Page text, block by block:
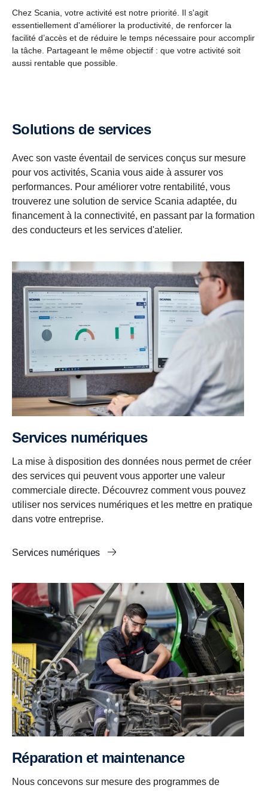
Chez Scania, votre activité est notre priorité. Il s'agit
essentiellement d'améliorer la productivité, de renforcer la
facilité d’accès et de réduire le temps nécessaire pour accomplir
la tâche. Partageant le même objectif : que votre activité soit
aussi rentable que possible.
Solutions de services
Avec son vaste éventail de services conçus sur mesure
pour vos activités, Scania vous aide à assurer vos
performances. Pour améliorer votre rentabilité, vous
trouverez une solution de service Scania adaptée, du
financement à la connectivité, en passant par la formation
des conducteurs et les services d'atelier.
Services numériques
La mise à disposition des données nous permet de créer
des services qui peuvent vous apporter une valeur
commerciale directe. Découvrez comment vous pouvez
utiliser nos services numériques et les mettre en pratique
dans votre entreprise.
Services numériques
Réparation et maintenance
Nous concevons sur mesure des programmes de